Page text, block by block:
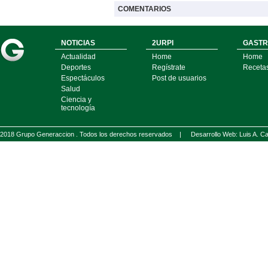
COMENTARIOS
NOTICIAS
Actualidad
Deportes
Espectáculos
Salud
Ciencia y
tecnología
2URPI
Home
Regístrate
Post de usuarios
Home
2018 Grupo Generaccion . Todos los derechos reservados | Desarrollo Web: Luis